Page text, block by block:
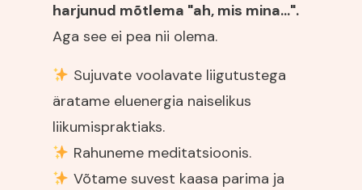
harjunud mõtlema "ah, mis mina...".
Aga see ei pea nii olema.
Sujuvate voolavate liigutustega
äratame eluenergia naiselikus
liikumispraktiaks.
Rahuneme meditatsioonis.
Võtame suvest kaasa parima ja